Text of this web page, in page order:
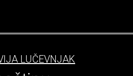
LUČEVNJAK